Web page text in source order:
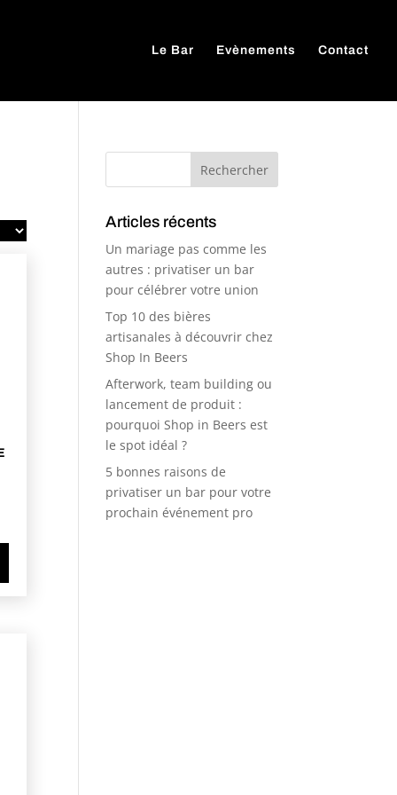
Le Bar Evènements Contact
Articles récents
Un mariage pas comme les
autres : privatiser un bar
pour célébrer votre union
Top 10 des bières
artisanales à découvrir chez
Shop In Beers
Afterwork, team building ou
lancement de produit :
pourquoi Shop in Beers est
le spot idéal ?
5 bonnes raisons de
privatiser un bar pour votre
prochain événement pro